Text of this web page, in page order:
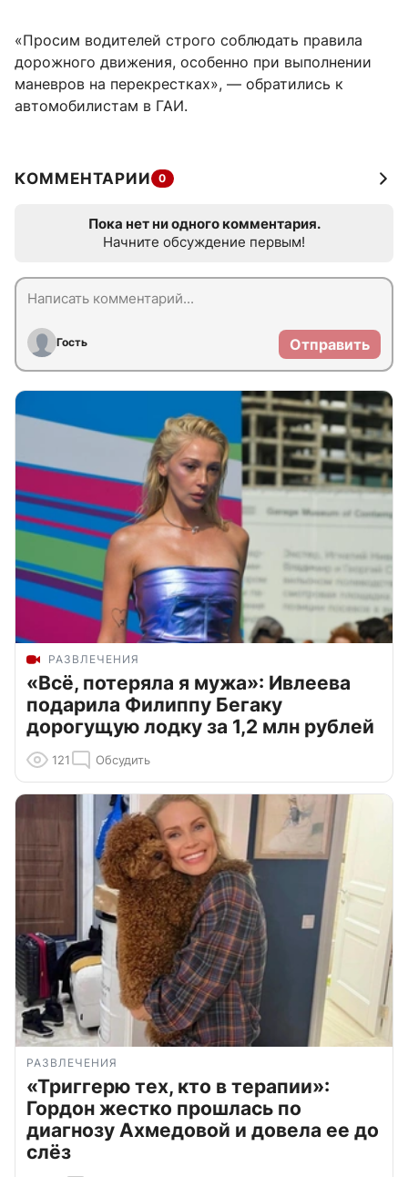
«Просим водителей строго соблюдать правила
дорожного движения, особенно при выполнении
маневров на перекрестках», — обратились к
автомобилистам в ГАИ.
КОММЕНТАРИИ 0
Пока нет ни одного комментария.
Начните обсуждение первым!
Гость Отправить
РАЗВЛЕЧЕНИЯ
«Всё, потеряла я мужа»: Ивлеева
подарила Филиппу Бегаку
дорогущую лодку за 1,2 млн рублей
121 Обсудить
РАЗВЛЕЧЕНИЯ
«Триггерю тех, кто в терапии»:
Гордон жестко прошлась по
диагнозу Ахмедовой и довела ее до
слёз